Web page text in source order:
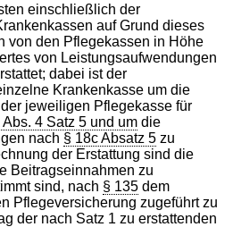
einschließlich der
auf Grund dieses
von den Pflegekassen in Höhe
von Leistungsaufwendungen
dabei ist der
Krankenkasse um die
jeweiligen Pflegekasse für
Abs. 4 Satz 5 und um die
nach § 18c Absatz 5 zu
der Erstattung sind die
Beitragseinnahmen zu
sind, nach § 135 dem
Pflegeversicherung zugeführt zu
der nach Satz 1 zu erstattenden